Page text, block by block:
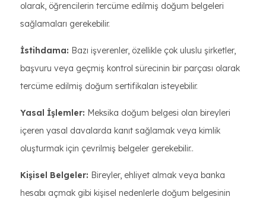
olarak, öğrencilerin tercüme edilmiş doğum belgeleri
sağlamaları gerekebilir.
İstihdama: Bazı işverenler, özellikle çok uluslu şirketler,
başvuru veya geçmiş kontrol sürecinin bir parçası olarak
tercüme edilmiş doğum sertifikaları isteyebilir.
Yasal İşlemler: Meksika doğum belgesi olan bireyleri
içeren yasal davalarda kanıt sağlamak veya kimlik
oluşturmak için çevrilmiş belgeler gerekebilir..
Kişisel Belgeler: Bireyler, ehliyet almak veya banka
hesabı açmak gibi kişisel nedenlerle doğum belgesinin